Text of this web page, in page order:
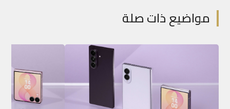
مواضيع ذات صلة